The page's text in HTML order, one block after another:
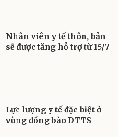
Nhân viên y tế thôn, bản
sẽ được tăng hỗ trợ từ 15/7
Lực lượng y tế đặc biệt ở
vùng đồng bào DTTS